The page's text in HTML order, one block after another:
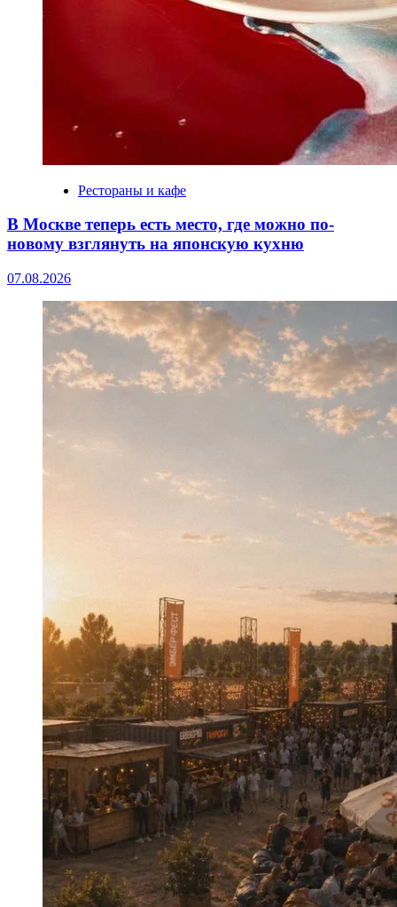
Рестораны и кафе
В Москве теперь есть место, где можно по-
новому взглянуть на японскую кухню
07.08.2026